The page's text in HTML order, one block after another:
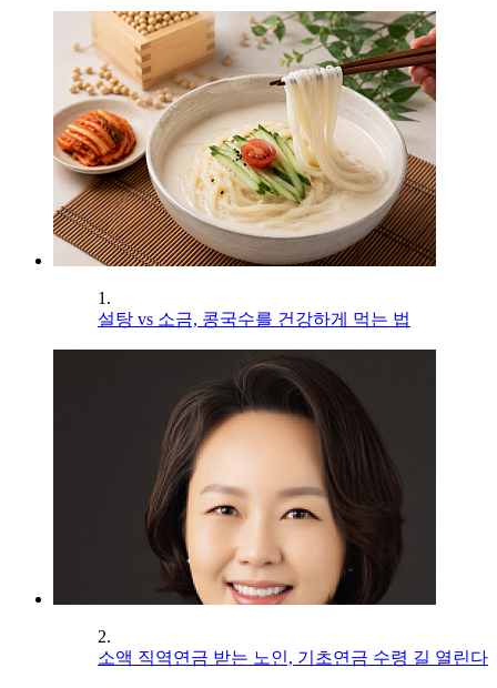
1.
설탕 vs 소금, 콩국수를 건강하게 먹는 법
2.
소액 직역연금 받는 노인, 기초연금 수령 길 열린다